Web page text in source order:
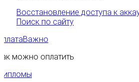
Восстановление доступа к
Поиск по сайту
Важно
можно оплатить